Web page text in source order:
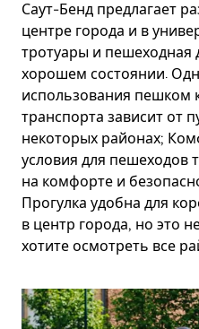
Саут-Бенд предлагает
центре города и в
тротуары и пешеходная
хорошем состоянии.
использования пешком
транспорта зависит от
некоторых районах;
условия для пешеходов
на комфорте и
Прогулка удобна для
в центр города, но это
хотите осмотреть все